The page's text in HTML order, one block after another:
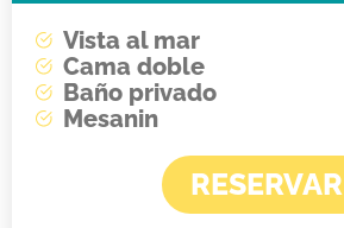
Vista al mar
Cama doble
Baño privado
Mesanin
RESERVAR